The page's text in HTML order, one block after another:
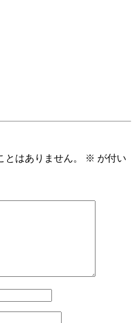
はありません。 ※ が付い